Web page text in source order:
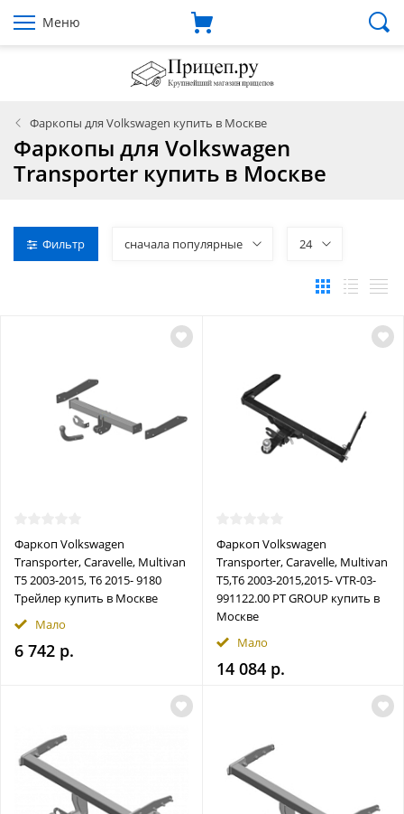
Меню
Фаркопы для Volkswagen купить в Москве
Фаркопы для Volkswagen
Transporter купить в Москве
Фильтр сначала популярные 24
Фаркоп Volkswagen
Transporter, Caravelle, Multivan
T5 2003-2015, T6 2015- 9180
Трейлер купить в Москве
Мало
6 742 р.
Фаркоп Volkswagen
Transporter, Caravelle, Multivan
T5,T6 2003-2015,2015- VTR-03-
991122.00 PT GROUP купить в
Москве
Мало
14 084 р.